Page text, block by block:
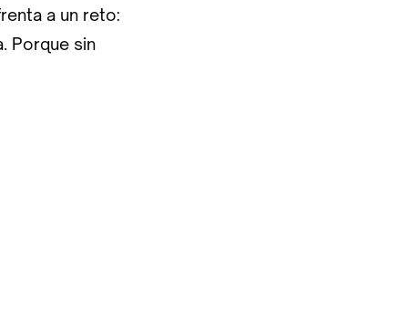
a un reto:
Porque sin